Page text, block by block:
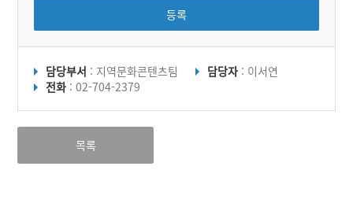
등록
담당부서 : 지역문화콘텐츠팀 담당자 : 이서연
전화 : 02-704-2379
목록